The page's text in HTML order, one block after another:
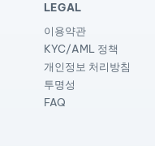
LEGAL
이용약관
KYC/AML 정책
개인정보 처리방침
투명성
FAQ